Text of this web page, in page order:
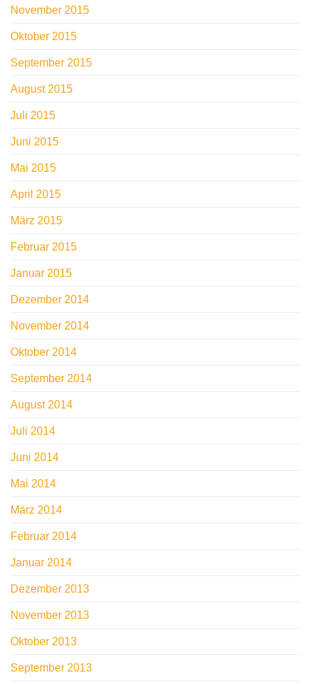
November 2015
Oktober 2015
September 2015
August 2015
Juli 2015
Juni 2015
Mai 2015
April 2015
März 2015
Februar 2015
Januar 2015
Dezember 2014
November 2014
Oktober 2014
September 2014
August 2014
Juli 2014
Juni 2014
Mai 2014
März 2014
Februar 2014
Januar 2014
Dezember 2013
November 2013
Oktober 2013
September 2013